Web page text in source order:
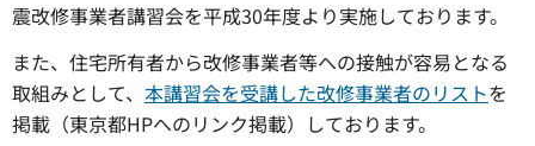
震改修事業者講習会を平成30年度より実施しております。
また、住宅所有者から改修事業者等への接触が容易となる
取組みとして、 本講習会を受講した改修事業者のリストを
掲載（東京都HPへのリンク掲載）しております。